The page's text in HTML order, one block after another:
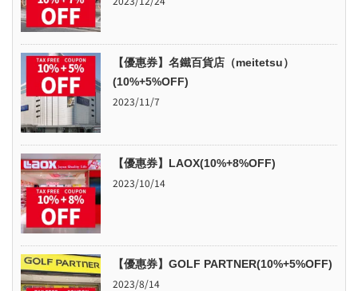
【優惠券】名鐵百貨店（meitetsu）
(10%+5%OFF)
2023/11/7
【優惠券】LAOX(10%+8%OFF)
2023/10/14
【優惠券】GOLF PARTNER(10%+5%OFF)
2023/8/14